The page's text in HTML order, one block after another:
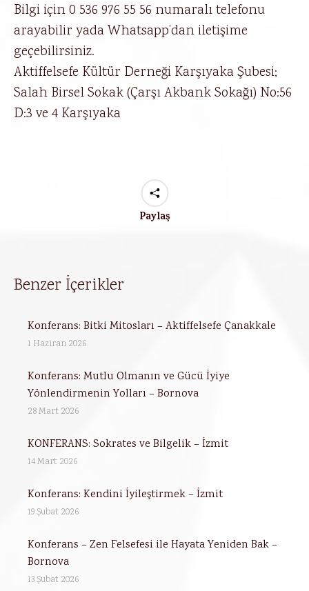
Bilgi için 0 536 976 55 56 numaralı telefonu
arayabilir yada Whatsapp’dan iletişime
geçebilirsiniz.
Aktiffelsefe Kültür Derneği Karşıyaka Şubesi;
Salah Birsel Sokak (Çarşı Akbank Sokağı) No:56
D:3 ve 4 Karşıyaka
Paylaş
Benzer İçerikler
Konferans: Bitki Mitosları – Aktiffelsefe Çanakkale
1 Haziran 2026
Konferans: Mutlu Olmanın ve Gücü İyiye
Yönlendirmenin Yolları – Bornova
28 Mart 2026
KONFERANS: Sokrates ve Bilgelik – İzmit
14 Mart 2026
Konferans: Kendini İyileştirmek – İzmit
19 Şubat 2026
Konferans – Zen Felsefesi ile Hayata Yeniden Bak –
Bornova
13 Şubat 2026